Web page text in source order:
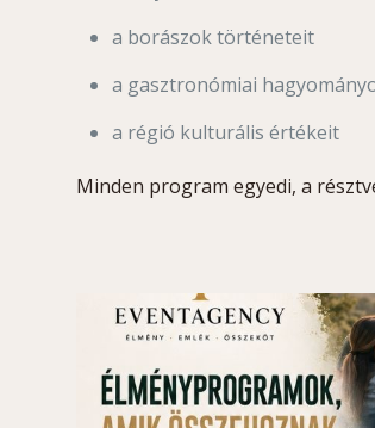
a borászok történeteit
a gasztronómiai
a régió kulturális értékeit
Minden program egyedi, a